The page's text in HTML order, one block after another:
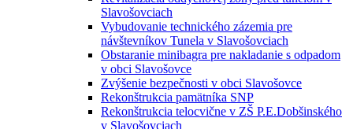
Slavošovciach
Vybudovanie technického zázemia pre
návštevníkov Tunela v Slavošovciach
Obstaranie minibagra pre nakladanie s odpadom
v obci Slavošovce
Zvýšenie bezpečnosti v obci Slavošovce
Rekonštrukcia pamätníka SNP
Rekonštrukcia telocvične v ZŠ P.E.Dobšinského
v Slavošovciach